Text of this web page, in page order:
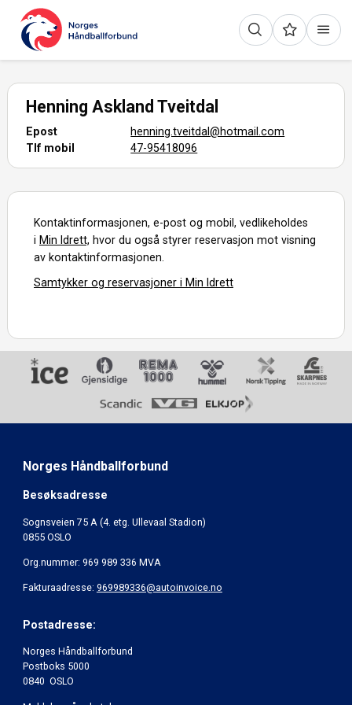
Henning Askland Tveitdal
Epost
henning.tveitdal@hotmail.com
Tlf mobil
47-95418096
Kontaktinformasjonen, e-post og mobil, vedlikeholdes
i Min Idrett, hvor du også styrer reservasjon mot visning
av kontaktinformasjonen.
Samtykker og reservasjoner i Min Idrett
Norges Håndballforbund
Besøksadresse
Sognsveien 75 A (4. etg. Ullevaal Stadion)
0855 OSLO
Org.nummer: 969 989 336 MVA
Fakturaadresse: 969989336@autoinvoice.no
Postadresse:
Norges Håndballforbund
Postboks 5000
0840 OSLO